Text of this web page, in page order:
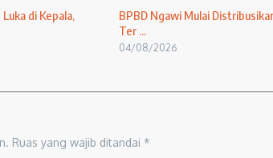
di Kepala,
BPBD Ngawi Mulai
Ter ...
04/08/2026
Ruas yang wajib ditandai *